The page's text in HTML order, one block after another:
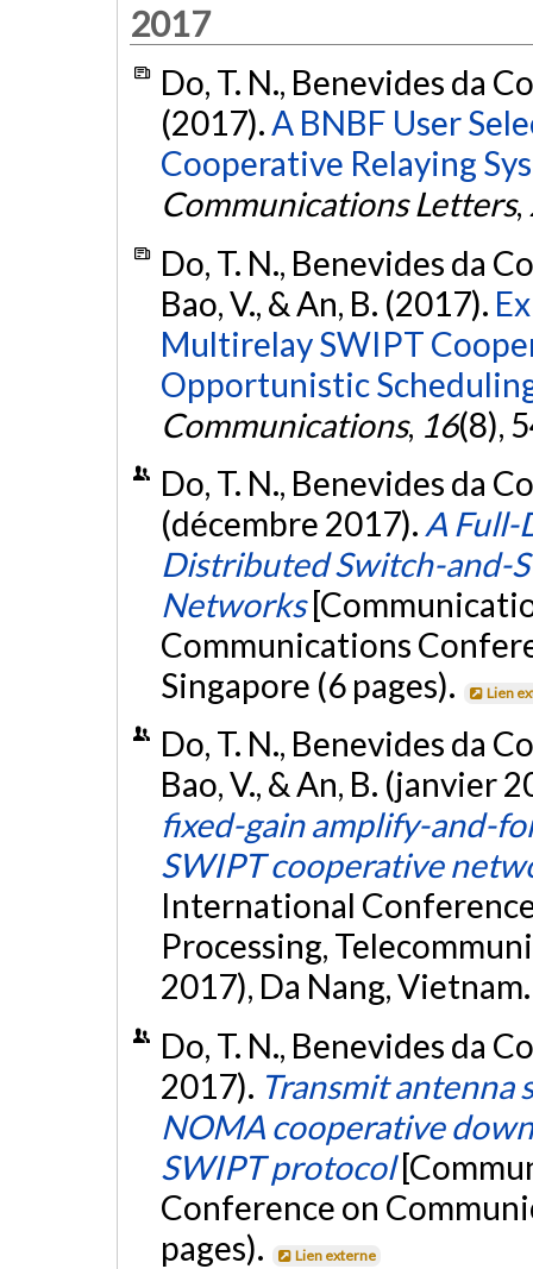
2017
Do, T. N., Benevides da
(2017).A BNBF User
Cooperative Relaying
Communications Letters,
Do, T. N., Benevides da
Bao, V., & An, B. (2017).
Multirelay SWIPT
Opportunistic
Communications, 16(8),
Do, T. N., Benevides da
(décembre 2017). A Full-
Distributed Switch-and-
Networks
Communications
Singapore (6 pages).
Lien
Do, T. N., Benevides da
Bao, V., & An, B. (janvier
fixed-gain amplify-and-
SWIPT cooperative
International
Processing,
2017), Da Nang,
Do, T. N., Benevides da
2017). Transmit antenna
NOMA cooperative
SWIPT protocol
Conference on
pages).
Lien externe